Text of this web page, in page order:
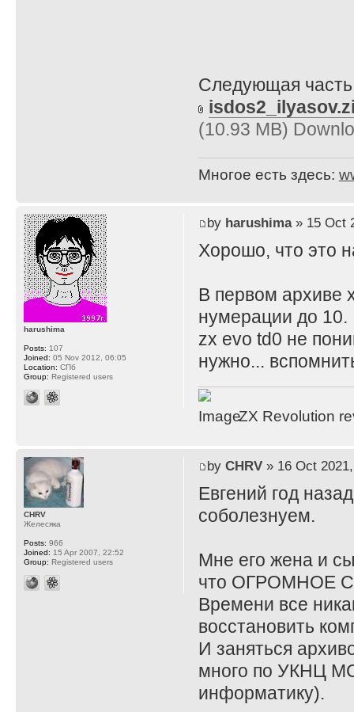
Следующая
(10.93 MB)
Многое есть здесь:
by harushima» 15 Oct
Хорошо, что это
В первом архиве
нумерации до 10.
zx evo td0 не
нужно...
ZX Revolution
harushima
Posts: 107
Joined: 05 Nov 2012, 06:05
Location: СПб
Group: Registered users
by CHRV» 16 Oct
Евгений год
соболезнуем.
Мне его жена и
что ОГРОМНОЕ
Времени все
восстановить
И заняться
много по УКНЦ
информатику).
CHRV
Желесяка
Posts: 966
Joined: 15 Apr 2007, 22:52
Group: Registered users